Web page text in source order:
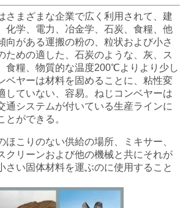
さまざまな企業で広く利用されて、建
化学、電力、冶金学、石炭、食糧、他
向がある運搬の粉の、粒状および小さ
ための適した、石炭のような、灰、ス
食糧、物質的な温度200℃よりより少し
ベヤーは材料を固めることに、粘性変
していない、容易。ねじコンベヤーは
通システムが付いている生産ラインに
とができる。
ほこりのない供給の場所、ミキサー、
クリーンおよび他の機械と共にそれが
さい固体材料を運ぶのに使用すること